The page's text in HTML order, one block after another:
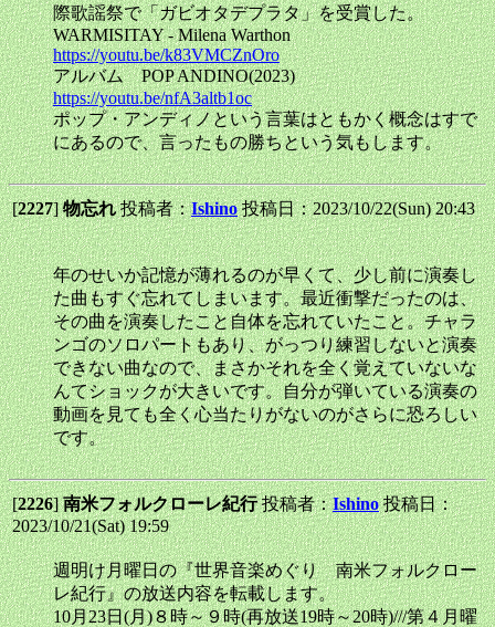
際歌謡祭で「ガビオタデプラタ」を受賞した。
WARMISITAY - Milena Warthon
https://youtu.be/k83VMCZnOro
アルバム POP ANDINO(2023)
https://youtu.be/nfA3altb1oc
ポップ・アンディノという言葉はともかく概念はすで
にあるので、言ったもの勝ちという気もします。
[2227]物忘れ投稿者：Ishino 投稿日：2023/10/22(Sun) 20:43
年のせいか記憶が薄れるのが早くて、少し前に演奏し
た曲もすぐ忘れてしまいます。最近衝撃だったのは、
その曲を演奏したこと自体を忘れていたこと。チャラ
ンゴのソロパートもあり、がっつり練習しないと演奏
できない曲なので、まさかそれを全く覚えていないな
んてショックが大きいです。自分が弾いている演奏の
動画を見ても全く心当たりがないのがさらに恐ろしい
です。
[2226]南米フォルクローレ紀行投稿者：Ishino 投稿日：
2023/10/21(Sat) 19:59
週明け月曜日の『世界音楽めぐり 南米フォルクロー
レ紀行』の放送内容を転載します。
10月23日(月)８時～９時(再放送19時～20時)///第４月曜